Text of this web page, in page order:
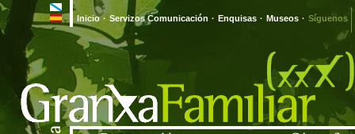
Inicio · Servizos Comunicación · Enquisas · Museos · Síguenos